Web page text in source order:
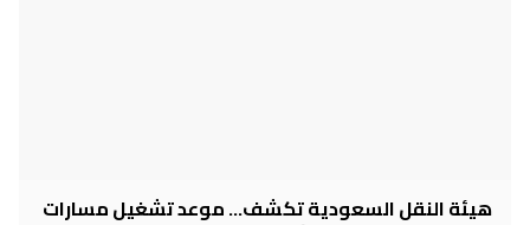
هيئة النقل السعودية تكشف... موعد تشغيل مسارات